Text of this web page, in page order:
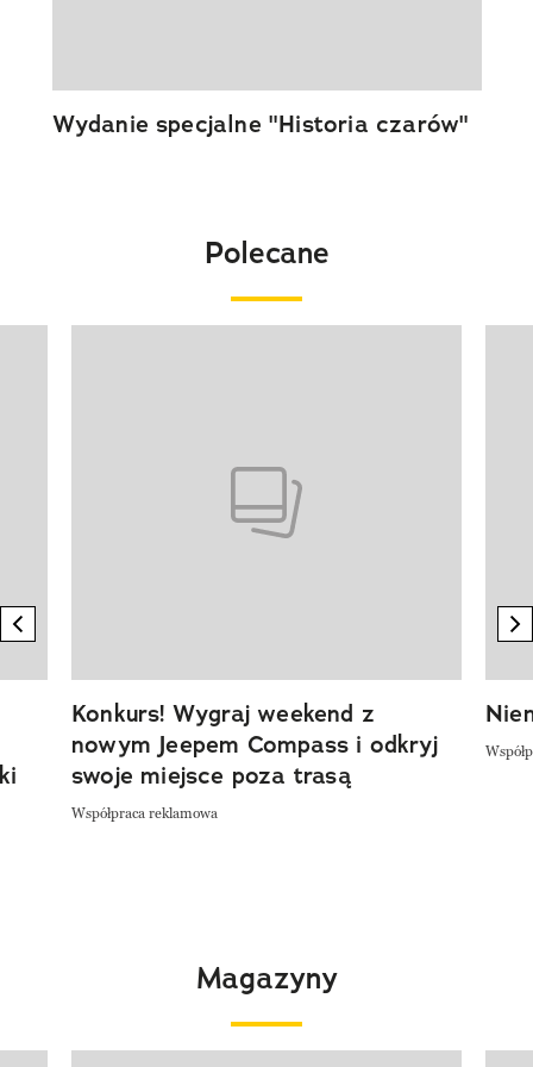
Wydanie specjalne "Historia czarów"
Polecane
previous element
Konkurs! Wygraj weekend z
nowym Jeepem Compass i odkryj
swoje miejsce poza trasą
Współpraca reklamowa
Magazyny